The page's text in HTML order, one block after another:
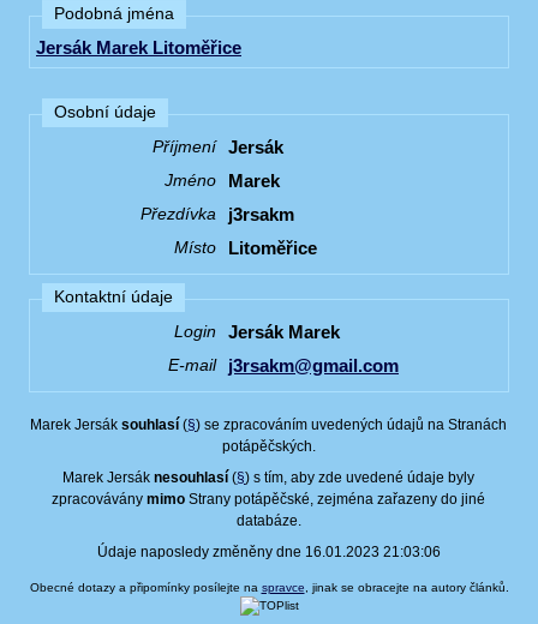
Podobná jména
Jersák Marek Litoměřice
Osobní údaje
Příjmení
Jersák
Jméno Marek
Přezdívka j3rsakm
Místo Litoměřice
Kontaktní údaje
Login
Jersák Marek
E-mail j3rsakm@gmail.com
Marek Jersáksouhlasí (§) se zpracováním uvedených údajů na Stranách
potápěčských.
Marek Jersáknesouhlasí (§) s tím, aby zde uvedené údaje byly
zpracováványmimo Strany potápěčské, zejména zařazeny do jiné
databáze.
Údaje naposledy změněny dne 16.01.2023 21:03:06
Obecné dotazy a připomínky posílejte na spravce , jinak se obracejte na autory článků.